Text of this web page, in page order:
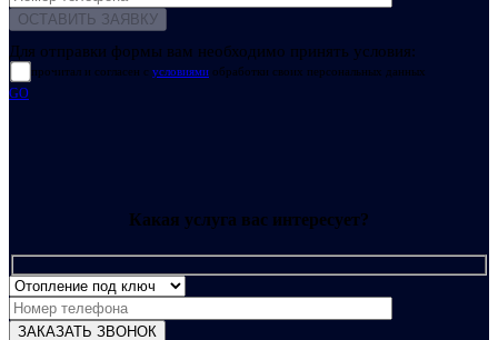
Для отправки формы вам необходимо принять условия:
прочитал и согласен с условиями обработки своих персональных данных
GO
Какая услуга вас интересует?